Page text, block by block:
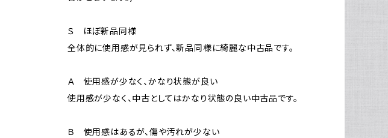
Ｓ ほぼ新品同様
全体的に使用感が見られず、新品同様に綺麗な中古品です。
Ａ 使用感が少なく、かなり状態が良い
使用感が少なく、中古としてはかなり状態の良い中古品です。
Ｂ 使用感はあるが、傷や汚れが少ない